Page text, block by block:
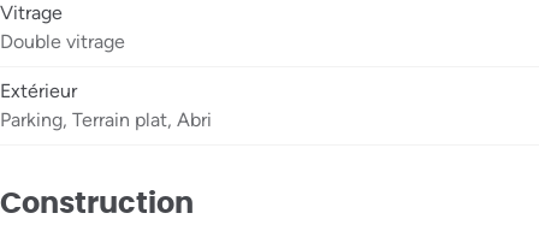
Vitrage
Double vitrage
Extérieur
Parking, Terrain plat, Abri
Construction